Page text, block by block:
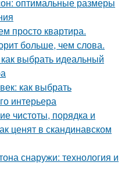
просто квартира.
больше, чем слова.
выбрать идеальный
как выбрать
интерьера
чистоты, порядка и
ценят в скандинавском
снаружи: технология и